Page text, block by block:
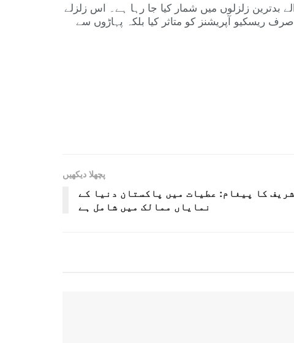
حالیہ برسوں میں آنے والے بدترین زلزلوں میں شمار کیا جا رہا ہے۔ اس زلزلے
شدت کا ایک اور زلزلہ آیا، جس نے نہ صرف ریسکیو آپریشنز کو متاثر کیا بلکہ پہاڑوں سے
پچھلا دیکھیں
کا پیغام: عطیات میں پاکستان دنیا کے
نمایاں ممالک میں شامل ہے